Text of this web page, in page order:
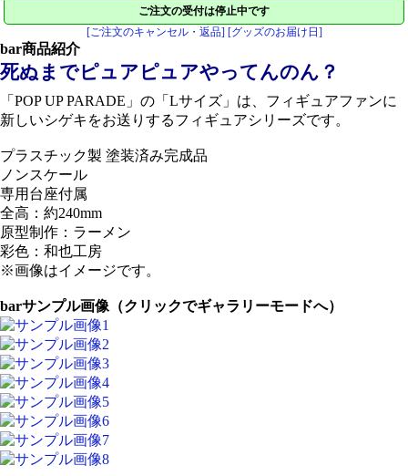
ご注文の受付は停止中です
[ご注文のキャンセル・返品] [グッズのお届け日]
bar商品紹介
死ぬまでピュアピュアやってんのん？
「POP UP PARADE」の「Lサイズ」は、フィギュアファンに
新しいシゲキをお送りするフィギュアシリーズです。
プラスチック製 塗装済み完成品
ノンスケール
専用台座付属
全高：約240mm
原型制作：ラーメン
彩色：和也工房
※画像はイメージです。
barサンプル画像（クリックでギャラリーモードへ）